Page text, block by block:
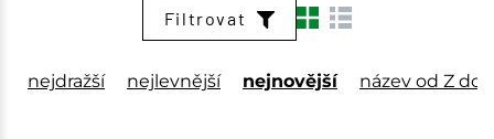
Filtrovat
nejdražší nejlevnější nejnovější název od Z do